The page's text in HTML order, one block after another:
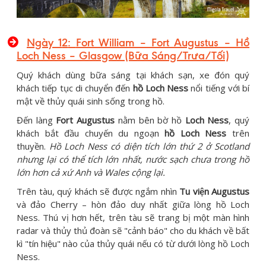
Ngày 12: Fort William – Fort Augustus – Hồ
Loch Ness – Glasgow (Bữa Sáng/Trưa/Tối)
Quý khách dùng bữa sáng tại khách sạn, xe đón quý
khách tiếp tục di chuyển đến hồ Loch Ness nổi tiếng với bí
mật về thủy quái sinh sống trong hồ.
Đến làng Fort Augustus nằm bên bờ hồ Loch Ness, quý
khách bắt đầu chuyến du ngoạnhồ Loch Ness trên
thuyền. Hồ Loch Ness có diện tích lớn thứ 2 ở Scotland
nhưng lại có thể tích lớn nhất, nước sạch chưa trong hồ
lớn hơn cả xứ Anh và Wales cộng lại.
Trên tàu, quý khách sẽ được ngắm nhìn Tu viện Augustus
và đảo Cherry – hòn đảo duy nhất giữa lòng hồ Loch
Ness. Thú vị hơn hết, trên tàu sẽ trang bị một màn hình
radar và thủy thủ đoàn sẽ "cảnh báo" cho du khách về bất
kì "tín hiệu" nào của thủy quái nếu có từ dưới lòng hồ Loch
Ness.